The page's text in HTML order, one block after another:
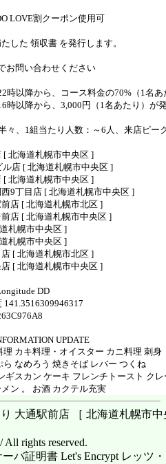
LOVE割クーポン使用可
した 領収書 を発行します。
お問い合わせください
時以降から、コース料金の70%（1名
時以降から、3,000円（1名あたり）が
々、1組当たり人数：～6人、来店ピー
[ 北海道札幌市中央区 ]
店 [ 北海道札幌市中央区 ]
[ 北海道札幌市中央区 ]
9丁目店 [ 北海道札幌市中央区 ]
店 [ 北海道札幌市北区 ]
店 [ 北海道札幌市中央区 ]
札幌市中央区 ]
札幌市中央区 ]
[ 北海道札幌市北区 ]
[ 北海道札幌市中央区 ]
DD
141.3516309946317
UPDATE
カキ料理・オイスター カニ料理 刺身
なめろう 焼きそば レバー つくね
ギスカン ケーキ フレンチトースト クレ
ン 。 お酒 カクテル充実
大通駅前店 ［ 北海道札幌市
All rights reserved.
ーバ証明書 Let's Encrypt レッツ